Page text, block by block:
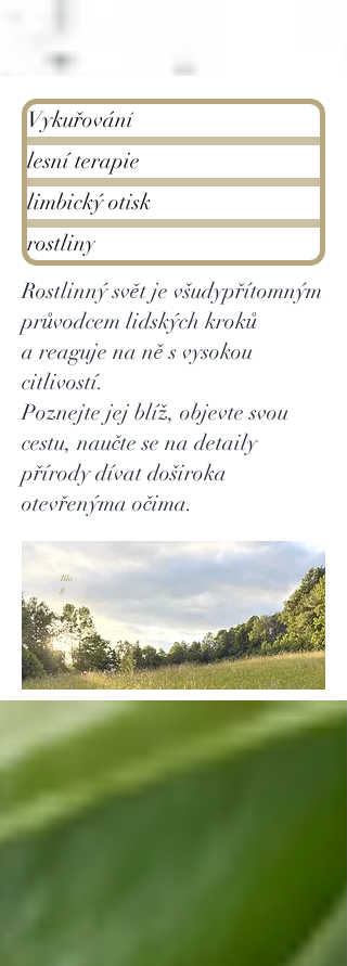
Vykuřování
lesní terapie
limbický otisk
rostliny
Rostlinný svět je všudypřítomným
průvodcem lidských kroků
a reaguje na ně s vysokou
citlivostí.
Poznejte jej blíž, objevte svou
cestu, naučte se na detaily
přírody dívat doširoka
otevřenýma očima.
Blo
g